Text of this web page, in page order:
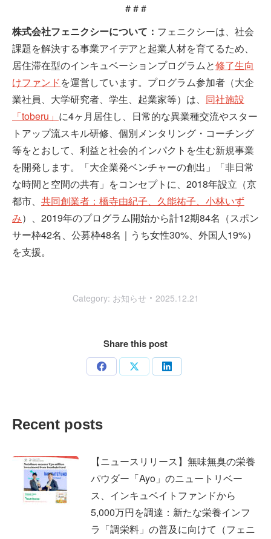
# # #
株式会社フェニクシーについて： フェニクシーは、社会
課題を解決する事業アイデアと起業人材を育てるため、
居住滞在型のインキュベーションプログラムと修了生向
けファンドを運営しています。プログラム参加者（大企
業社員、大学研究者、学生、起業家等）は、 同社施設
「toberu」 に4ヶ月居住し、日常的な異業種交流やスター
トアップ流スキル研修、個別メンタリング・コーチング
等をとおして、利益と社会的インパクトを生む新規事業
を開発します。「大企業発ベンチャーの創出」「非日常
な時間と空間の共有」をコンセプトに、2018年設立（京
都市、 共同創業者：橋寺由紀子、久能祐子、小林いず
み）、2019年のプログラム開始から計12期84名（スポン
サー枠42名、公募枠48名｜うち女性30%、外国人19%）
を支援。
Category: お知らせ 2025.12.21
Share this post
Share Share Share
Recent posts
【ニュースリリース】無味無臭の栄養
パウダー「Ayo」のニュートリベー
ス、インキュベイトファンドから
5,000万円を調達：新たな栄養インフ
ラ「調栄料」の普及に向けて（フェニ